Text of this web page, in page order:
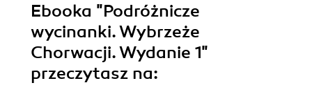
Ebooka "Podróżnicze
wycinanki. Wybrzeże
Chorwacji. Wydanie 1"
przeczytasz na: